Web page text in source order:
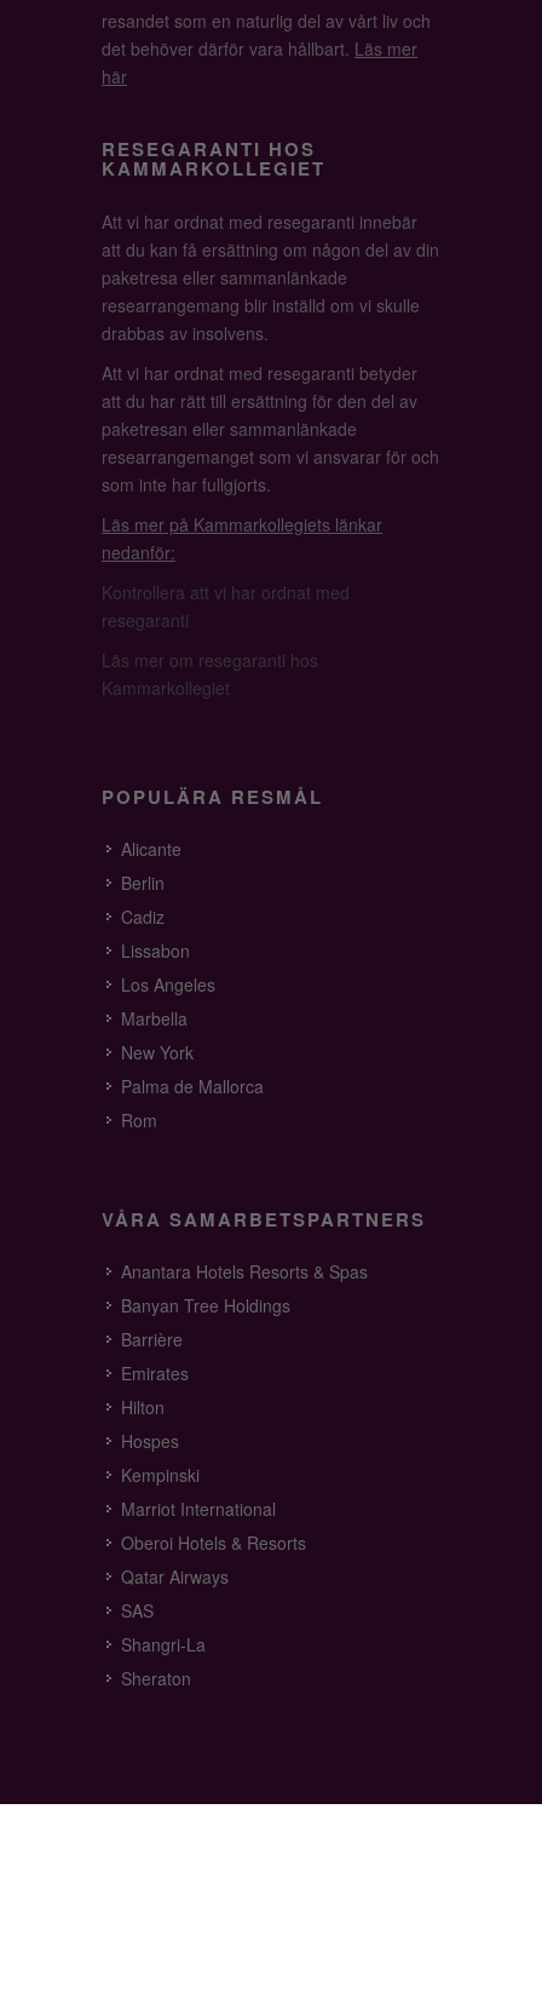
resandet som en naturlig del av vårt liv och
det behöver därför vara hållbart. Läs mer
här
RESEGARANTI HOS
KAMMARKOLLEGIET
Att vi har ordnat med resegaranti innebär
att du kan få ersättning om någon del av din
paketresa eller sammanlänkade
researrangemang blir inställd om vi skulle
drabbas av insolvens.
Att vi har ordnat med resegaranti betyder
att du har rätt till ersättning för den del av
paketresan eller sammanlänkade
researrangemanget som vi ansvarar för och
som inte har fullgjorts.
Läs mer på Kammarkollegiets länkar
nedanför:
Kontrollera att vi har ordnat med
resegaranti
Läs mer om resegaranti hos
Kammarkollegiet
POPULÄRA RESMÅL
Alicante
Berlin
Cadiz
Lissabon
Los Angeles
Marbella
New York
Palma de Mallorca
Rom
VÅRA SAMARBETSPARTNERS
Anantara Hotels Resorts & Spas
Banyan Tree Holdings
Barrière
Emirates
Hilton
Hospes
Kempinski
Marriot International
Oberoi Hotels & Resorts
Qatar Airways
SAS
Shangri-La
Sheraton